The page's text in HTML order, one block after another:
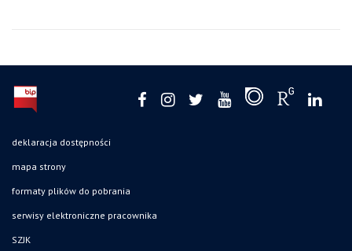
deklaracja dostępności
mapa strony
formaty plików do pobrania
serwisy elektroniczne pracownika
SZJK